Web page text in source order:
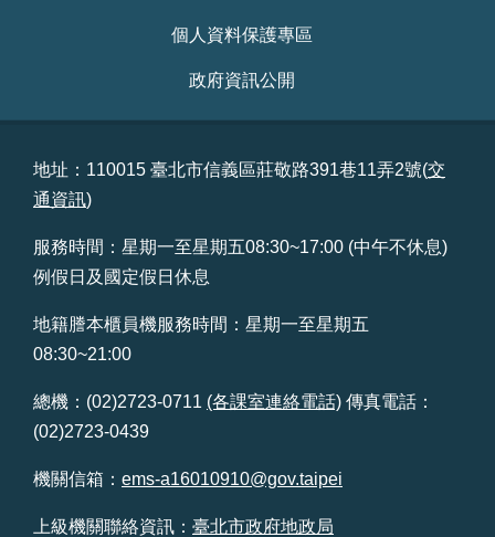
個人資料保護專區
政府資訊公開
地址：110015 臺北市信義區莊敬路391巷11弄2號(交
通資訊)
服務時間：星期一至星期五08:30~17:00 (中午不休息)
例假日及國定假日休息
地籍謄本櫃員機服務時間：星期一至星期五
08:30~21:00
總機：(02)2723-0711 (各課室連絡電話) 傳真電話：
(02)2723-0439
機關信箱： ems-a16010910@gov.taipei
上級機關聯絡資訊： 臺北市政府地政局